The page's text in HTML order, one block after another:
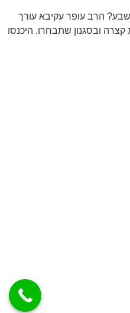
הרב עופר עקיבא עורך
קצרה ובסגנון שתבחרו. היכנסו